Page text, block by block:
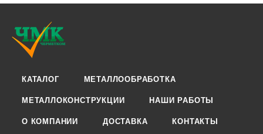
КАТАЛОГ МЕТАЛЛООБРАБОТКА
МЕТАЛЛОКОНСТРУКЦИИ НАШИ РАБОТЫ
О КОМПАНИИ ДОСТАВКА КОНТАКТЫ